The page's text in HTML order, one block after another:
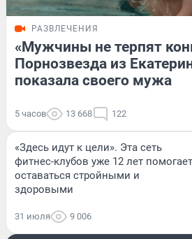
РАЗВЛЕЧЕНИЯ
«Мужчины не терпят
Порнозвезда из
показала своего мужа
5 часов 13 668 122
«Здесь идут к цели». Эта сеть
фитнес-клубов уже 12 лет помогает
оставаться стройными и
здоровыми
31 июля 9 006
РАЗВЛЕЧЕНИЯ